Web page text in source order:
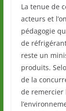
La tenue de
acteurs et
pédagogie
de
reste un
produits.
de la
de remercier